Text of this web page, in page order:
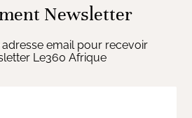
Newsletter
adresse email pour recevoir
Le360 Afrique